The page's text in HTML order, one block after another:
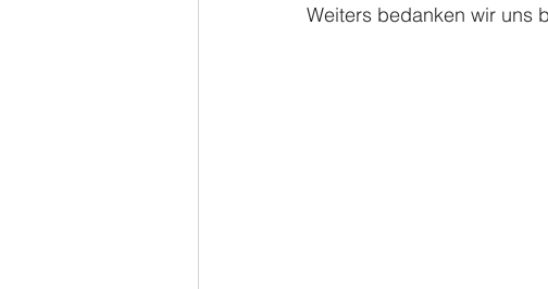
Weiters bedanken wir uns